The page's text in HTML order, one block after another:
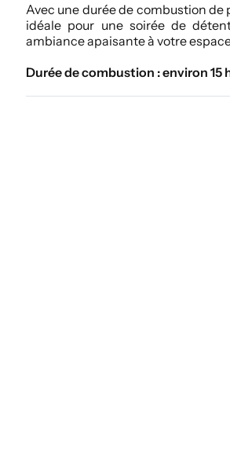
Avec une durée de combustion de
idéale pour une soirée de
ambiance apaisante à votre
Durée de combustion : environ 15